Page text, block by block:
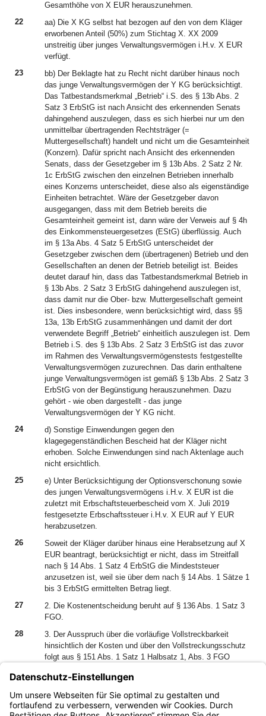
Gesamthöhe von X EUR herauszunehmen.
22
aa) Die X KG selbst hat bezogen auf den von dem Kläger
erworbenen Anteil (50%) zum Stichtag X. XX 2009
unstreitig über junges Verwaltungsvermögen i.H.v. X EUR
verfügt.
23
bb) Der Beklagte hat zu Recht nicht darüber hinaus noch
das junge Verwaltungsvermögen der Y KG berücksichtigt.
Das Tatbestandsmerkmal „Betrieb“ i.S. des § 13b Abs. 2
Satz 3 ErbStG ist nach Ansicht des erkennenden Senats
dahingehend auszulegen, dass es sich hierbei nur um den
unmittelbar übertragenden Rechtsträger (=
Muttergesellschaft) handelt und nicht um die Gesamteinheit
(Konzern). Dafür spricht nach Ansicht des erkennenden
Senats, dass der Gesetzgeber im § 13b Abs. 2 Satz 2 Nr.
1c ErbStG zwischen den einzelnen Betrieben innerhalb
eines Konzerns unterscheidet, diese also als eigenständige
Einheiten betrachtet. Wäre der Gesetzgeber davon
ausgegangen, dass mit dem Betrieb bereits die
Gesamteinheit gemeint ist, dann wäre der Verweis auf § 4h
des Einkommensteuergesetzes (EStG) überflüssig. Auch
im § 13a Abs. 4 Satz 5 ErbStG unterscheidet der
Gesetzgeber zwischen dem (übertragenen) Betrieb und den
Gesellschaften an denen der Betrieb beteiligt ist. Beides
deutet darauf hin, dass das Tatbestandsmerkmal Betrieb in
§ 13b Abs. 2 Satz 3 ErbStG dahingehend auszulegen ist,
dass damit nur die Ober- bzw. Muttergesellschaft gemeint
ist. Dies insbesondere, wenn berücksichtigt wird, dass §§
13a, 13b ErbStG zusammenhängen und damit der dort
verwendete Begriff „Betrieb“ einheitlich auszulegen ist. Dem
Betrieb i.S. des § 13b Abs. 2 Satz 3 ErbStG ist das zuvor
im Rahmen des Verwaltungsvermögenstests festgestellte
Verwaltungsvermögen zuzurechnen. Das darin enthaltene
junge Verwaltungsvermögen ist gemäß § 13b Abs. 2 Satz 3
ErbStG von der Begünstigung herauszunehmen. Dazu
gehört - wie oben dargestellt - das junge
Verwaltungsvermögen der Y KG nicht.
24
d) Sonstige Einwendungen gegen den
klagegegenständlichen Bescheid hat der Kläger nicht
erhoben. Solche Einwendungen sind nach Aktenlage auch
nicht ersichtlich.
25
e) Unter Berücksichtigung der Optionsverschonung sowie
des jungen Verwaltungsvermögens i.H.v. X EUR ist die
zuletzt mit Erbschaftsteuerbescheid vom X. Juli 2019
festgesetzte Erbschaftssteuer i.H.v. X EUR auf Y EUR
herabzusetzen.
26
Soweit der Kläger darüber hinaus eine Herabsetzung auf X
EUR beantragt, berücksichtigt er nicht, dass im Streitfall
nach § 14 Abs. 1 Satz 4 ErbStG die Mindeststeuer
anzusetzen ist, weil sie über dem nach § 14 Abs. 1 Sätze 1
bis 3 ErbStG ermittelten Betrag liegt.
27
2. Die Kostenentscheidung beruht auf § 136 Abs. 1 Satz 3
FGO.
28
3. Der Ausspruch über die vorläufige Vollstreckbarkeit
hinsichtlich der Kosten und über den Vollstreckungsschutz
folgt aus § 151 Abs. 1 Satz 1 Halbsatz 1, Abs. 3 FGO
4. Die Revision wird wegen der grundsätzlichen Bedeutung
der Rechtssache gemäß § 115 Abs. 2 Nr. 1 FGO im
Hinblick auf die Regelung in den ErbStR zugelassen.